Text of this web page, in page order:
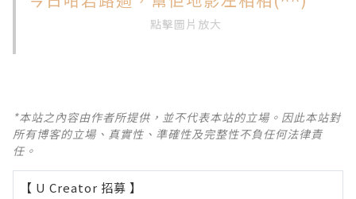
點擊圖片放大
*本站之內容由作者所提供，並不代表本站的立場。因此本站對
所有博客的立場、真實性、準確性及完整性不負任何法律責
任。
【 U Creator 招募 】